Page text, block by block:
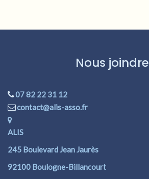
Nous joindre
07 82 22 31 12
contact@alis-asso.fr
ALIS
245 Boulevard Jean Jaurès
92100 Boulogne-Billancourt